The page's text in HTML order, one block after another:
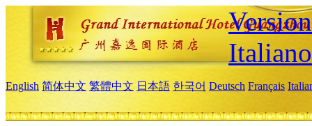
Italiano
English 简体中文 繁體中文 日本語 한국어 Deutsch Français